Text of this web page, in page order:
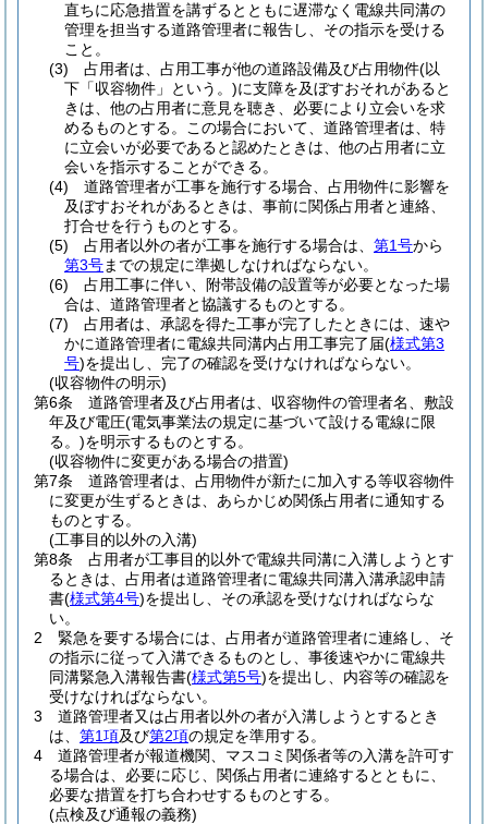
直ちに応急措置を講ずるとともに遅滞なく電線共同溝の
管理を担当する道路管理者に報告し、その指示を受ける
こと。
(3)
占用者は、占用工事が他の道路設備及び占用物件(以
下「収容物件」という。)に支障を及ぼすおそれがあると
きは、他の占用者に意見を聴き、必要により立会いを求
めるものとする。
この場合において、道路管理者は、特
に立会いが必要であると認めたときは、他の占用者に立
会いを指示することができる。
(4)
道路管理者が工事を施行する場合、占用物件に影響を
及ぼすおそれがあるときは、事前に関係占用者と連絡、
打合せを行うものとする。
(5)
占用者以外の者が工事を施行する場合は、 第1号から
第3号までの規定に準拠しなければならない。
(6)
占用工事に伴い、附帯設備の設置等が必要となった場
合は、道路管理者と協議するものとする。
(7)
占用者は、承認を得た工事が完了したときには、速や
かに道路管理者に電線共同溝内占用工事完了届(様式第3
号)を提出し、完了の確認を受けなければならない。
(収容物件の明示)
第6条
道路管理者及び占用者は、収容物件の管理者名、敷設
年及び電圧(電気事業法の規定に基づいて設ける電線に限
る。)を明示するものとする。
(収容物件に変更がある場合の措置)
第7条
道路管理者は、占用物件が新たに加入する等収容物件
に変更が生ずるときは、あらかじめ関係占用者に通知する
ものとする。
(工事目的以外の入溝)
第8条
占用者が工事目的以外で電線共同溝に入溝しようとす
るときは、占用者は道路管理者に電線共同溝入溝承認申請
書(様式第4号)を提出し、その承認を受けなければならな
い。
2
緊急を要する場合には、占用者が道路管理者に連絡し、そ
の指示に従って入溝できるものとし、事後速やかに電線共
同溝緊急入溝報告書(様式第5号)を提出し、内容等の確認を
受けなければならない。
3
道路管理者又は占用者以外の者が入溝しようとするとき
は、 第1項及び第2項の規定を準用する。
4
道路管理者が報道機関、マスコミ関係者等の入溝を許可す
る場合は、必要に応じ、関係占用者に連絡するとともに、
必要な措置を打ち合わせするものとする。
(点検及び通報の義務)